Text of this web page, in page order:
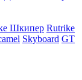
Шкипер Rutrike
Skyboard GT